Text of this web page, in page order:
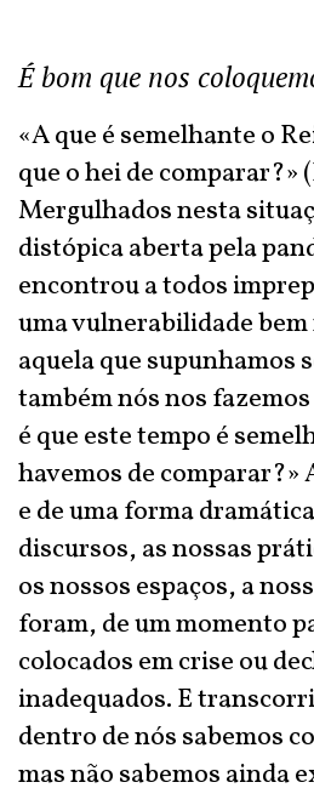
É bom que nos
«A que é semelhante o
que o hei de comparar?»
Mergulhados nesta
distópica aberta pela
encontrou a todos
uma vulnerabilidade
aquela que supunhamos
também nós nos
é que este tempo é
havemos de comparar?»
e de uma forma
discursos, as nossas
os nossos espaços, a
foram, de um momento
colocados em crise ou
inadequados. E
dentro de nós sabemos
mas não sabemos ainda